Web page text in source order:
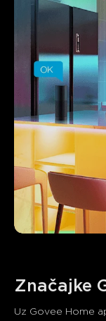
Značajke
Uz Govee Home